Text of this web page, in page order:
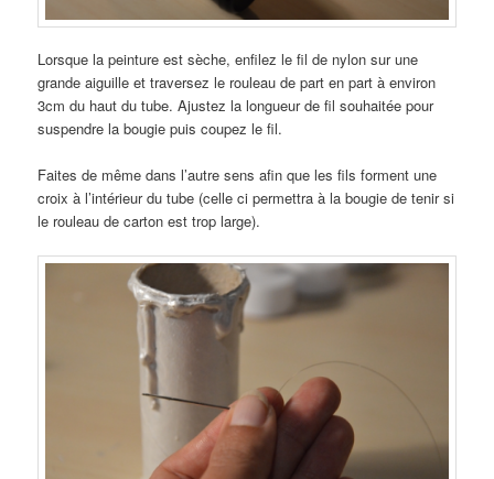
Lorsque la peinture est sèche, enfilez le fil de nylon sur une
grande aiguille et traversez le rouleau de part en part à environ
3cm du haut du tube. Ajustez la longueur de fil souhaitée pour
suspendre la bougie puis coupez le fil.
Faites de même dans l’autre sens afin que les fils forment une
croix à l’intérieur du tube (celle ci permettra à la bougie de tenir si
le rouleau de carton est trop large).